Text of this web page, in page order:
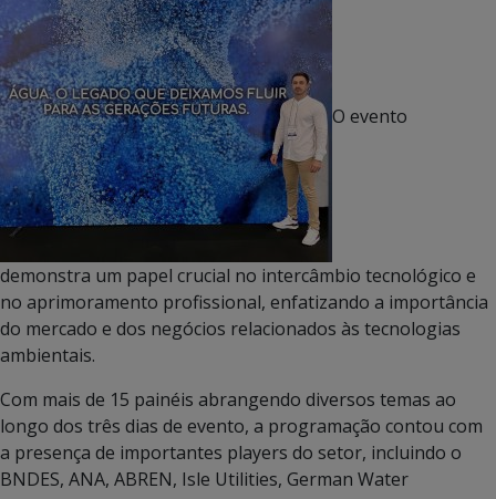
O evento
demonstra um papel crucial no intercâmbio tecnológico e
no aprimoramento profissional, enfatizando a importância
do mercado e dos negócios relacionados às tecnologias
ambientais.
Com mais de 15 painéis abrangendo diversos temas ao
longo dos três dias de evento, a programação contou com
a presença de importantes players do setor, incluindo o
BNDES, ANA, ABREN, Isle Utilities, German Water